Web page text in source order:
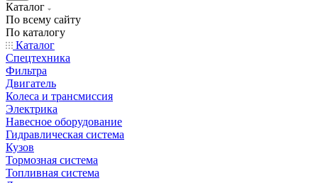
Каталог
По всему сайту
По каталогу
Каталог
Спецтехника
Фильтра
Двигатель
Колеса и трансмиссия
Электрика
Навесное оборудование
Гидравлическая система
Кузов
Тормозная система
Топливная система